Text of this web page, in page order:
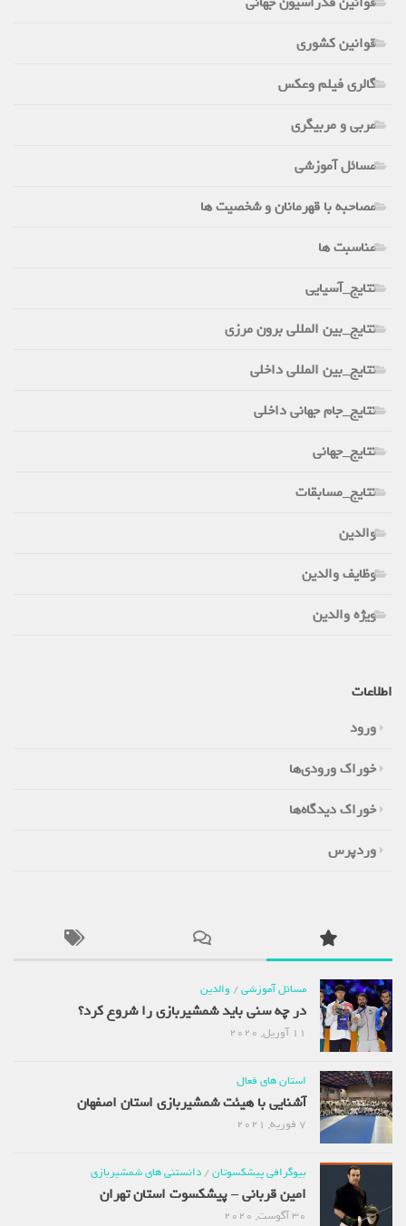
قوانین کشوری
گالری فیلم وعکس
مربی و مربیگری
مسائل آموزشی
مصاحبه با قهرمانان و شخصیت ها
مناسبت ها
نتایج_آسیایی
نتایج_بین المللی برون مرزی
نتایج_بین المللی داخلی
نتایج_جام جهانی داخلی
نتایج_جهانی
نتایج_مسابقات
والدین
وظایف والدین
ویژه والدین
اطلاعات
ورود
خوراک ورودی‌ها
خوراک دیدگاه‌ها
وردپرس
مسائل آموزشی/ والدین
در چه سنی باید شمشیربازی را شروع کرد؟
11 آوریل, 2020
استان های فعال
آشنایی با هیئت شمشیربازی استان اصفهان
7 فوریه, 2021
بیوگرافی پیشکسوتان/ دانستنی های شمشیربازی
امین قربانی – پیشکسوت استان تهران
30 آگوست, 2020